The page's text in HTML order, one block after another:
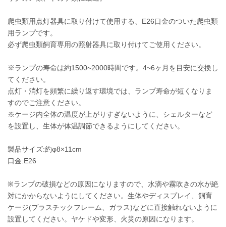
爬虫類用点灯器具に取り付けて使用する、E26口金のついた爬虫類
用ランプです。
必ず爬虫類飼育専用の照射器具に取り付けてご使用ください。
※ランプの寿命は約1500~2000時間です。4~6ヶ月を目安に交換し
てください。
点灯・消灯を頻繁に繰り返す環境では、ランプ寿命が短くなりま
すのでご注意ください。
※ケージ内全体の温度が上がりすぎないように、シェルターなど
を設置し、生体が体温調節できるようにしてください。
製品サイズ:約φ8×11cm
口金:E26
※ランプの破損などの原因になりますので、水滴や霧吹きの水が絶
対にかからないようにしてください。生体やディスプレイ、飼育
ケージ(プラスチックフレーム、ガラス)などに直接触れないように
設置してください。ヤケドや変形、火災の原因になります。